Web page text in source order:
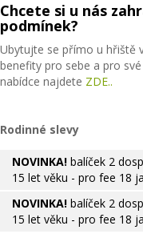
Chcete si u nás
podmínek?
Ubytujte se přímo u hřiště
benefity pro sebe a pro
nabídce najdete ZDE..
Rodinné slevy
NOVINKA! balíček 2
15 let věku - pro fee 18
NOVINKA! balíček 2
15 let věku - pro fee 18